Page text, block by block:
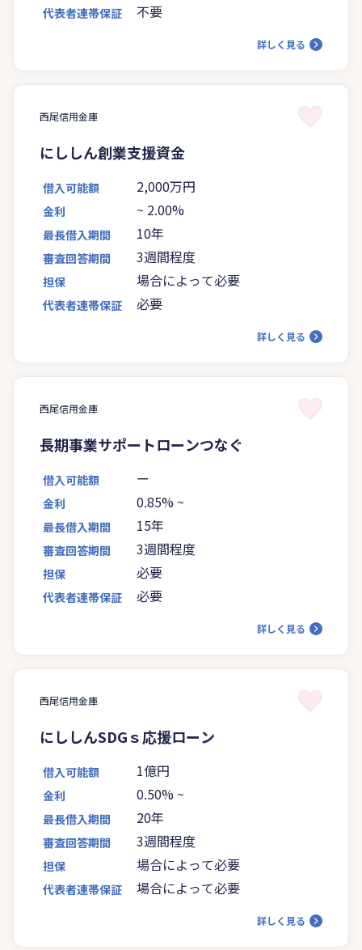
代表者連帯保証 不要
詳しく見る
西尾信用金庫
にししん創業支援資金
借入可能額 2,000万円
金利 ~ 2.00%
最長借入期間 10年
審査回答期間 3週間程度
担保 場合によって必要
代表者連帯保証 必要
詳しく見る
西尾信用金庫
長期事業サポートローンつなぐ
借入可能額 ー
金利 0.85% ~
最長借入期間 15年
審査回答期間 3週間程度
担保 必要
代表者連帯保証 必要
詳しく見る
西尾信用金庫
にししんSDGｓ応援ローン
借入可能額 1億円
金利 0.50% ~
最長借入期間 20年
審査回答期間 3週間程度
担保 場合によって必要
代表者連帯保証 場合によって必要
詳しく見る